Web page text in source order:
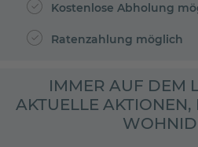
Kostenlose Abholung
Ratenzahlung möglich
IMMER AUF DEM
AKTUELLE